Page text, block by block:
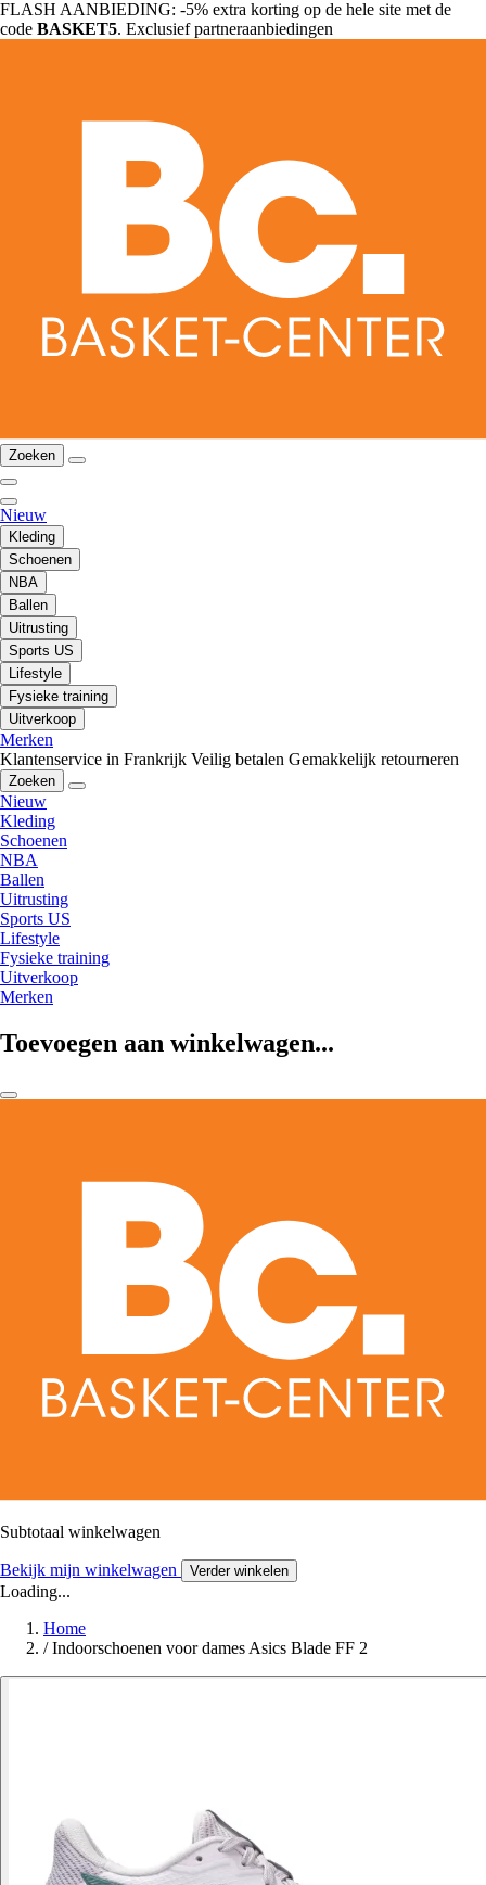
FLASH AANBIEDING: -5% extra korting op de hele site met de
code BASKET5. Exclusief partneraanbiedingen
Zoeken
Nieuw
Kleding
Schoenen
NBA
Ballen
Uitrusting
Sports US
Lifestyle
Fysieke training
Uitverkoop
Merken
Klantenservice in Frankrijk Veilig betalen Gemakkelijk retourneren
Zoeken
Nieuw
Kleding
Schoenen
NBA
Ballen
Uitrusting
Sports US
Lifestyle
Fysieke training
Uitverkoop
Merken
Toevoegen aan winkelwagen...
Subtotaal winkelwagen
Bekijk mijn winkelwagen Verder winkelen
Loading...
Home
/ Indoorschoenen voor dames Asics Blade FF 2